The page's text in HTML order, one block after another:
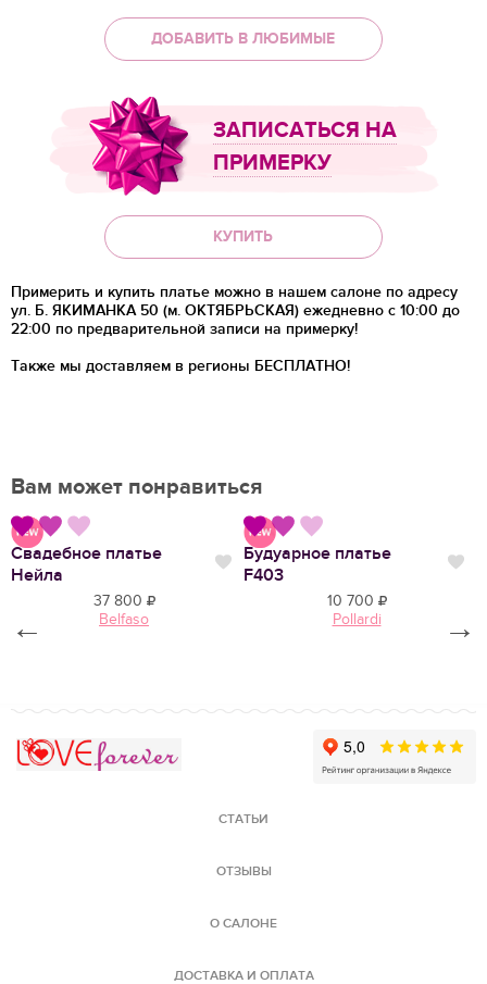
ДОБАВИТЬ В ЛЮБИМЫЕ
ЗАПИСАТЬСЯ НА
ПРИМЕРКУ
КУПИТЬ
Примерить и купить платье можно в нашем салоне по адресу
ул. Б. ЯКИМАНКА 50 (м. ОКТЯБРЬСКАЯ) ежедневно с 10:00 до
22:00 по предварительной записи на примерку!
Также мы доставляем в регионы БЕСПЛАТНО!
Вам может понравиться
Нравится
Свадебное платье
Нейла
Нравится
37 800
Belfaso
Будуарное платье
F403
10 700
Pollardi
← →
СТАТЬИ
ОТЗЫВЫ
О САЛОНЕ
ДОСТАВКА И ОПЛАТА